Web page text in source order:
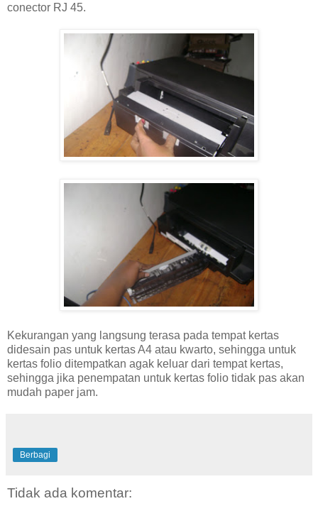
conector RJ 45.
Kekurangan yang langsung terasa pada tempat kertas
didesain pas untuk kertas A4 atau kwarto, sehingga untuk
kertas folio ditempatkan agak keluar dari tempat kertas,
sehingga jika penempatan untuk kertas folio tidak pas akan
mudah paper jam.
Berbagi
Tidak ada komentar: